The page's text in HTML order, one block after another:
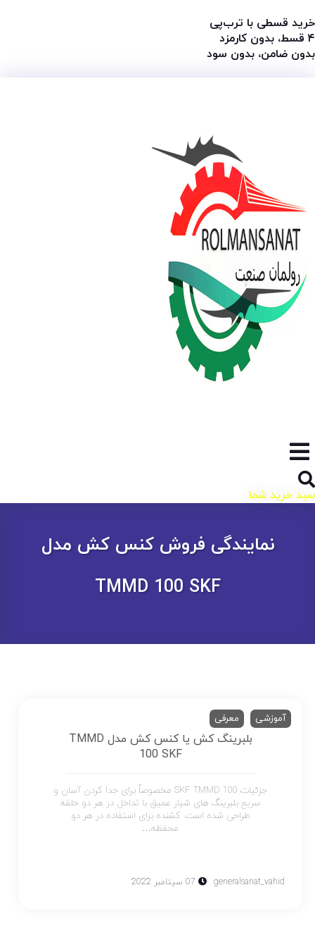
خرید قسطی با ترب‌پی
۴ قسط، بدون کارمزد
بدون ضامن، بدون سود
سبد خرید شما
نمایندگی فروش کنس کش مدل
TMMD 100 SKF
آموزشی معرفی
بلبرینگ کش یا کنس کش مدل TMMD
100 SKF
جزئیات SKF TMMD 100 مخصوصاً برای جدا کردن آسان و
سریع بلبرینگ های شیار عمیق با تداخل در هر دو حلقه
طراحی شده است. کشنده برای استفاده در هر دو
محفظه…
generalsanat_vahid 07 سپتامبر 2022